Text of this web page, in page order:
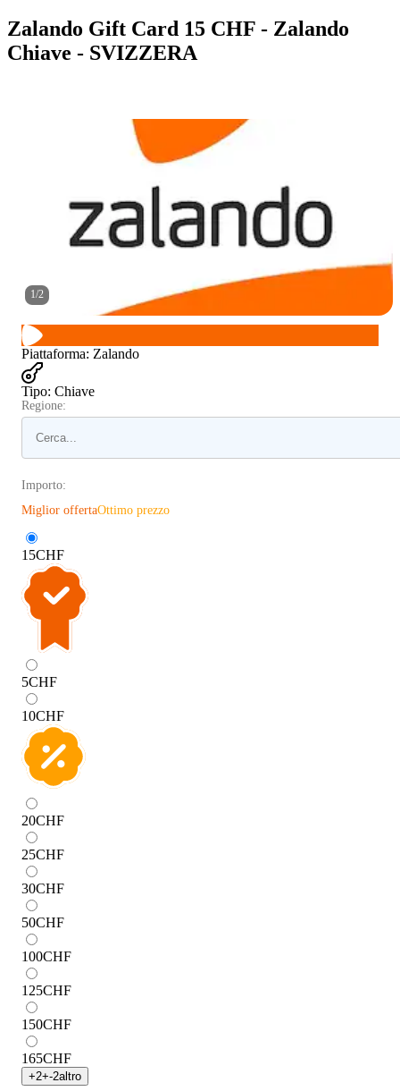
Zalando Gift Card 15 CHF - Zalando
Chiave - SVIZZERA
1/2
Piattaforma: Zalando
Tipo: Chiave
Regione:
Importo:
Miglior offertaOttimo prezzo
15CHF
5CHF
10CHF
20CHF
25CHF
30CHF
50CHF
100CHF
125CHF
150CHF
165CHF
+2+-2altro